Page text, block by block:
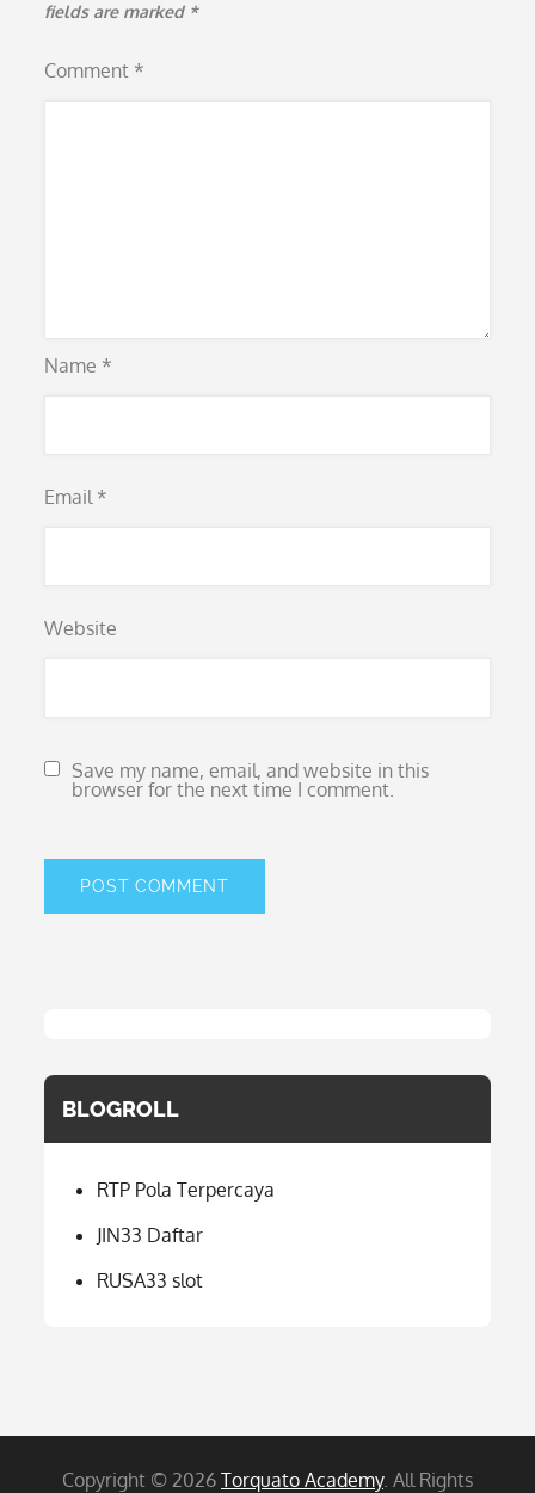
fields are marked *
Comment *
Name *
Email *
Website
Save my name, email, and website in this
browser for the next time I comment.
BLOGROLL
RTP Pola Terpercaya
JIN33 Daftar
RUSA33 slot
Copyright © 2026 Torquato Academy. All Rights